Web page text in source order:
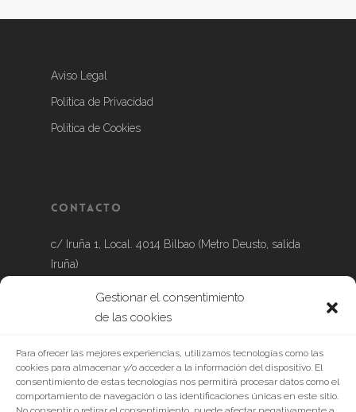
Gestionar el consentimiento
de las cookies
Para ofrecer las mejores experiencias, utilizamos tecnologías como las
cookies para almacenar y/o acceder a la información del dispositivo. El
consentimiento de estas tecnologías nos permitirá procesar datos como el
comportamiento de navegación o las identificaciones únicas en este sitio.
Aviso Legal
Política de Privacidad
Política de Cookies
Contacto
c/ Iruña 1, Local. 4014 Bilbao (Metro Deusto, salida
Iruña)
Tel.: 639 888 632